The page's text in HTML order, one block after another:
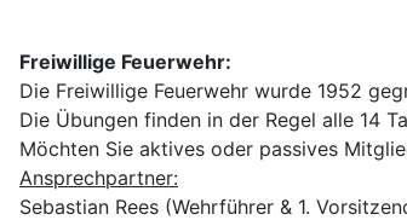
Freiwillige Feuerwehr:
Die Freiwillige Feuerwehr wurde 1952
Die Übungen finden in der Regel alle 14
Möchten Sie aktives oder passives
Ansprechpartner:
Sebastian Rees (Wehrführer & 1.